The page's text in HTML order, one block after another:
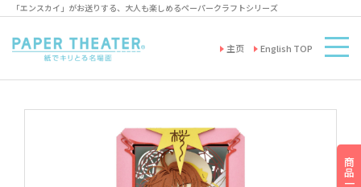
「エンスカイ」がお送りする、大人も楽しめるペーパークラフトシリーズ
主页 English TOP